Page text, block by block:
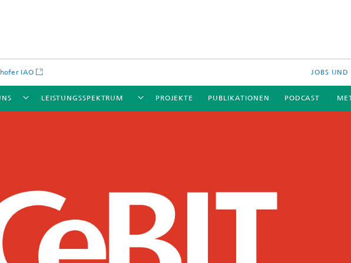
IAO JOBS UND
LEISTUNGSSPEKTRUM PROJEKTE PUBLIKATIONEN PODCAST